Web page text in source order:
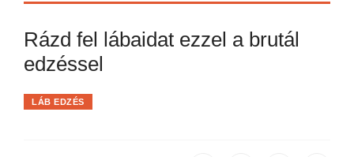
Rázd fel lábaidat ezzel a brutál
edzéssel
LÁB EDZÉS